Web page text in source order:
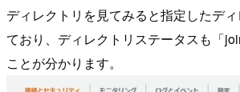
ディレクトリを見てみると指定したデ
ており、ディレクトリステータスも「
ことが分かります。